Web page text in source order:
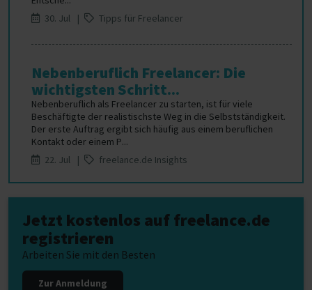
30. Jul |
Tipps für Freelancer
Nebenberuflich Freelancer: Die
wichtigsten Schritt...
Nebenberuflich als Freelancer zu starten, ist für viele
Beschäftigte der realistischste Weg in die Selbstständigkeit.
Der erste Auftrag ergibt sich häufig aus einem beruflichen
Kontakt oder einem P...
22. Jul |
freelance.de Insights
Jetzt kostenlos auf freelance.de
registrieren
Arbeiten Sie mit den Besten
Zur Anmeldung